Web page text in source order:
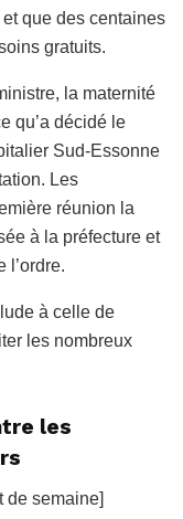
que des centaines
gratuits.
la maternité
qu’a décidé le
Sud-Essonne
Les
réunion la
à la préfecture et
l’ordre.
à celle de
les nombreux
les
de semaine]